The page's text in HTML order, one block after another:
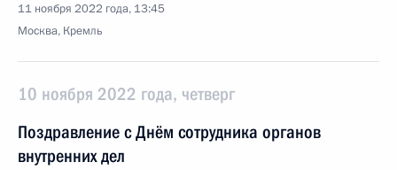
11 ноября 2022 года, 13:45
Москва, Кремль
10 ноября 2022 года, четверг
Поздравление с Днём сотрудника органов
внутренних дел